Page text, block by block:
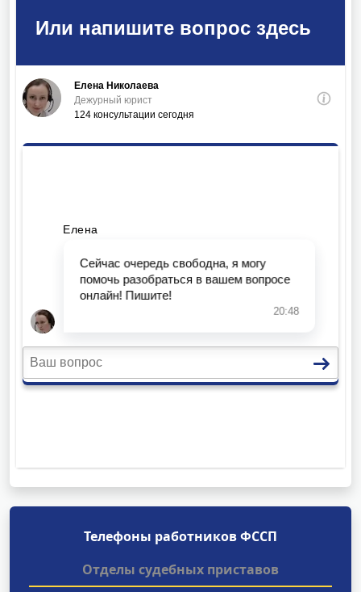
Телефоны работников ФССП
Отделы судебных приставов